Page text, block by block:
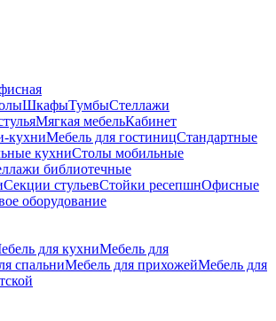
ШкафыТумбыСтеллажи
Мягкая мебельКабинет
кухниМебель для гостиницСтандартные
кухниСтолы мобильные
библиотечные
Секции стульевСтойки ресепшнОфисные
оборудование
для кухниМебель для
спальниМебель для прихожейМебель для